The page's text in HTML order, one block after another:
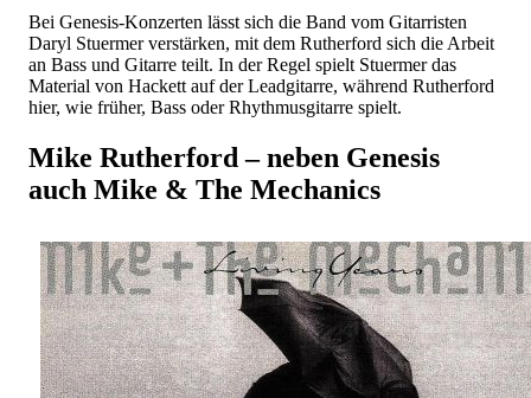
Bei Genesis-Konzerten lässt sich die Band vom Gitarristen
Daryl Stuermer verstärken, mit dem Rutherford sich die Arbeit
an Bass und Gitarre teilt. In der Regel spielt Stuermer das
Material von Hackett auf der Leadgitarre, während Rutherford
hier, wie früher, Bass oder Rhythmusgitarre spielt.
Mike Rutherford – neben Genesis
auch Mike & The Mechanics